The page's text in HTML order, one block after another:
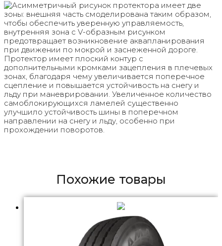
Асимметричный рисунок протектора имеет две
зоны: внешняя часть смоделирована таким образом,
чтобы обеспечить уверенную управляемость,
внутренняя зона с V-образным рисунком
предотвращает возникновение аквапланирования
при движении по мокрой и заснеженной дороге.
Протектор имеет плоский контур с
дополнительными кромками зацепления в плечевых
зонах, благодаря чему увеличивается поперечное
сцепление и повышается устойчивость на снегу и
льду при маневрировании. Увеличенное количество
самоблокирующихся ламелей существенно
улучшило устойчивость шины в поперечном
направлении на снегу и льду, особенно при
прохождении поворотов.
Похожие товары